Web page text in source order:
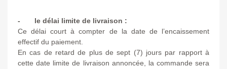
- le délai limite de livraison :
Ce délai court à compter de la date de l’encaissement
effectif du paiement.
En cas de retard de plus de sept (7) jours par rapport à
cette date limite de livraison annoncée, la commande sera